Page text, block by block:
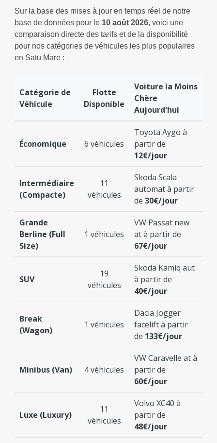
Sur la base des mises à jour en temps réel de notre
base de données pour le 10 août 2026, voici une
comparaison directe des tarifs et de la disponibilité
pour nos catégories de véhicules les plus populaires
en Satu Mare :
Catégorie de
Véhicule
Flotte
Disponible
Voiture la Moins
Chère
Aujourd'hui
Économique 6 véhicules
Toyota Aygo à
partir de
12€/jour
Intermédiaire
(Compacte)
11
véhicules
Skoda Scala
automat à partir
de 30€/jour
Grande
Berline (Full
Size)
1 véhicules
VW Passat new
at à partir de
67€/jour
SUV
19
véhicules
Skoda Kamiq aut
à partir de
40€/jour
Break
(Wagon)
1 véhicules
Dacia Jogger
facelift à partir
de 133€/jour
Minibus (Van) 4 véhicules
VW Caravelle at à
partir de
60€/jour
Luxe (Luxury)
11
véhicules
Volvo XC40 à
partir de
48€/jour